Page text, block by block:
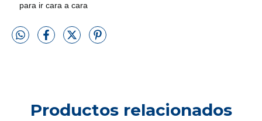
para ir cara a cara
Productos relacionados